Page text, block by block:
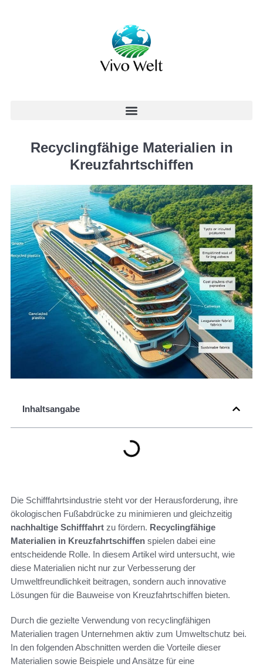
Recyclingfähige Materialien in
Kreuzfahrtschiffen
Inhaltsangabe
Die Schifffahrtsindustrie steht vor der Herausforderung, ihre
ökologischen Fußabdrücke zu minimieren und gleichzeitig
nachhaltige Schifffahrt zu fördern. Recyclingfähige
Materialien in Kreuzfahrtschiffen spielen dabei eine
entscheidende Rolle. In diesem Artikel wird untersucht, wie
diese Materialien nicht nur zur Verbesserung der
Umweltfreundlichkeit beitragen, sondern auch innovative
Lösungen für die Bauweise von Kreuzfahrtschiffen bieten.
Durch die gezielte Verwendung von recyclingfähigen
Materialien tragen Unternehmen aktiv zum Umweltschutz bei.
In den folgenden Abschnitten werden die Vorteile dieser
Materialien sowie Beispiele und Ansätze für eine